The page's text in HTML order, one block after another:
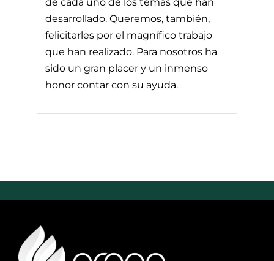
desarrollado. Queremos, también,
felicitarles por el magnífico trabajo
que han realizado. Para nosotros ha
sido un gran placer y un inmenso
honor contar con su ayuda.